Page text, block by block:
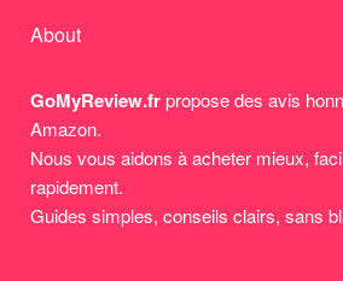
About
GoMyReview.frpropose des avis
Amazon.
Nous vous aidons à acheter mieux,
rapidement.
Guides simples, conseils clairs, sans